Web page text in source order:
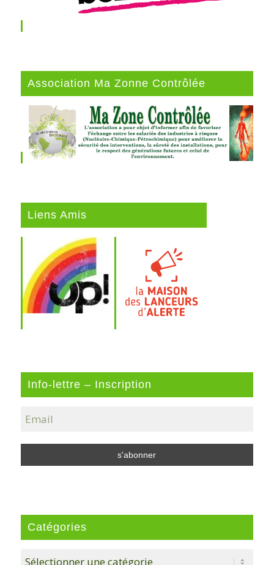
Association Ma Zonne Contrôlée
Liens Amis
Info-lettre – Inscription
Catégories
Catégories